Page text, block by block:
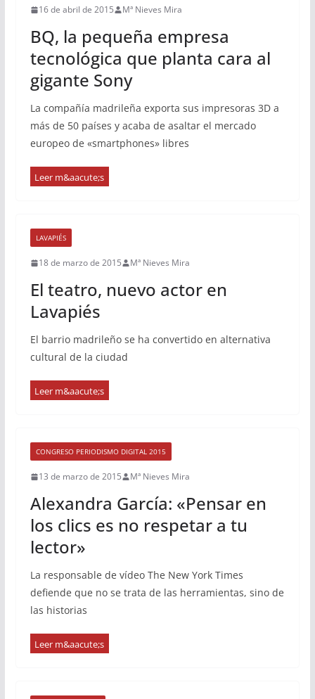
16 de abril de 2015 Mª Nieves Mira
BQ, la pequeña empresa
tecnológica que planta cara al
gigante Sony
La compañía madrileña exporta sus impresoras 3D a
más de 50 países y acaba de asaltar el mercado
europeo de «smartphones» libres
LAVAPIÉS
18 de marzo de 2015 Mª Nieves Mira
El teatro, nuevo actor en
Lavapiés
El barrio madrileño se ha convertido en alternativa
cultural de la ciudad
CONGRESO PERIODISMO DIGITAL 2015
13 de marzo de 2015 Mª Nieves Mira
Alexandra García: «Pensar en
los clics es no respetar a tu
lector»
La responsable de vídeo The New York Times
defiende que no se trata de las herramientas, sino de
las historias